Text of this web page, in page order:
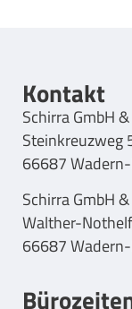
Kontakt
Schirra GmbH &
Steinkreuzweg
66687
Schirra GmbH &
Walther-
66687